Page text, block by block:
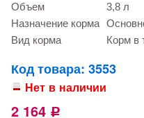
Объем
3,8 л
Назначение корма
Вид корма
Корм в
Код товара: 3553
Нет в наличии
2 164 Р